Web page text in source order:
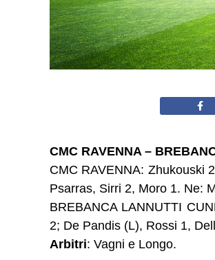
CMC RAVENNA –
CMC RAVENNA: Zhukouski
Psarras, Sirri 2, Moro 1. Ne:
BREBANCA LANNUTTI
2; De Pandis (L), Rossi 1,
Arbitri: Vagni e Longo.